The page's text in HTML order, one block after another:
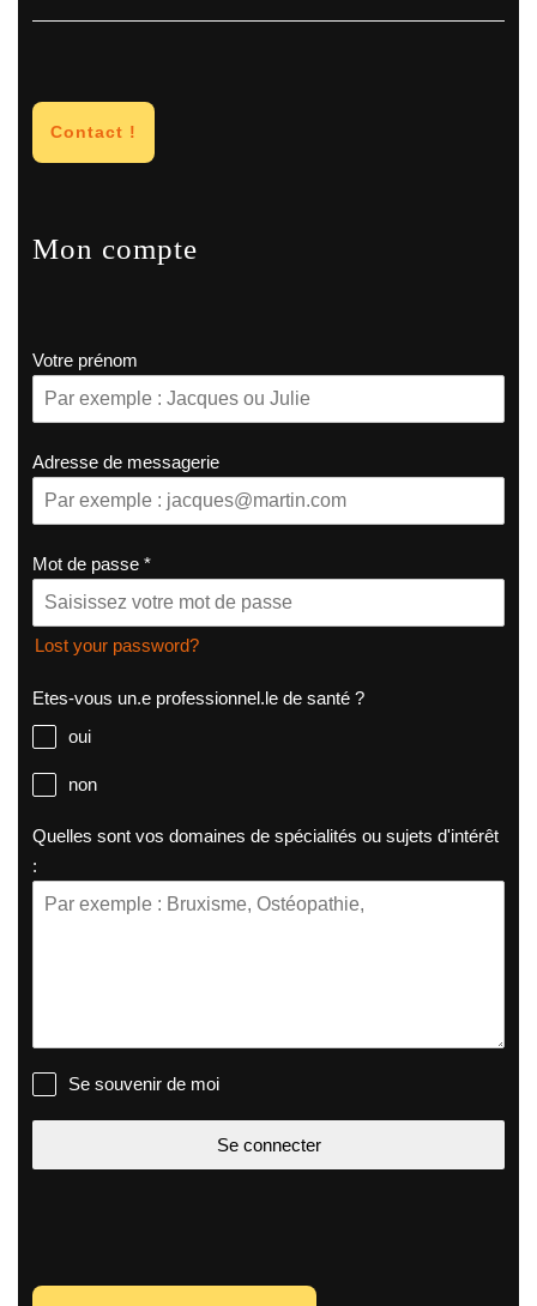
Contact !
Mon compte
Votre prénom
Adresse de messagerie
Mot de passe *
Lost your password?
Etes-vous un.e professionnel.le de santé ?
oui
non
Quelles sont vos domaines de spécialités ou sujets d'intérêt
:
Se souvenir de moi
Se connecter